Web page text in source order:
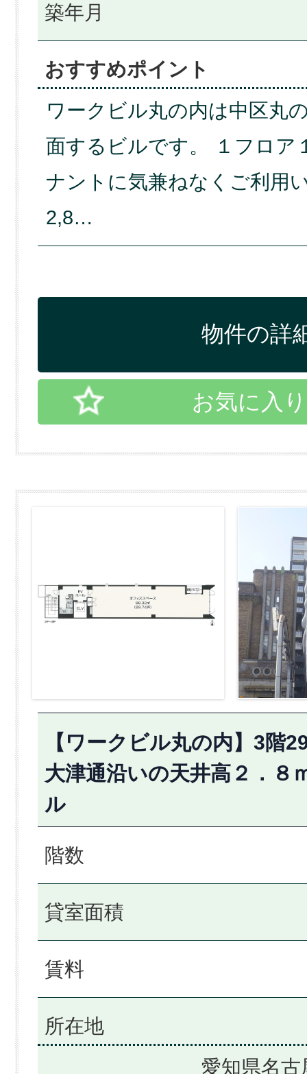
築年月
おすすめポイント
ワークビル丸の内は中区丸
面するビルです。 １フロア
ナントに気兼ねなくご利用
2,8…
物件の詳
お気に入
【ワークビル丸の内】3
大津通沿いの天井高２．８
ル
階数
貸室面積
賃料
所在地
愛知県名